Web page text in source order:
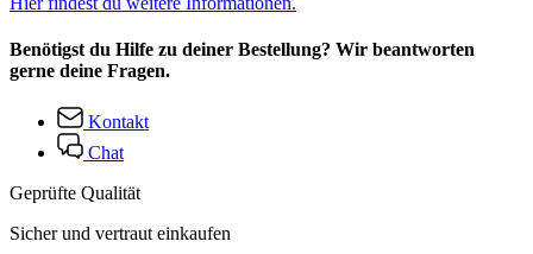
Benötigst du Hilfe zu deiner Bestellung? Wir beantworten
gerne deine Fragen.
Kontakt
Chat
Geprüfte Qualität
Sicher und vertraut einkaufen